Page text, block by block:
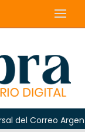
Correo Argentino